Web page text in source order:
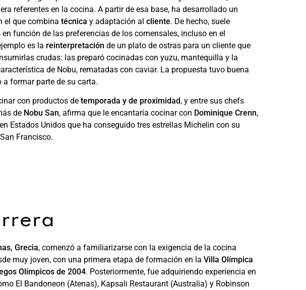
referentes en la cocina. A partir de esa base, ha desarrollado un
el que combinatécnica y adaptación alcliente. De hecho, suele
función de las preferencias de los comensales, incluso en el
es la reinterpretación de un plato de ostras para un cliente que
crudas: las preparó cocinadas con yuzu, mantequilla y la
de Nobu, rematadas con caviar. La propuesta tuvo buena
a formar parte de su carta.
con productos de temporada y de proximidad, y entre sus chefs
de Nobu San, afirma que le encantaría cocinar con Dominique Crenn,
Estados Unidos que ha conseguido tres estrellas Michelin con su
Francisco.
Grecia, comenzó a familiarizarse con la exigencia de la cocina
muy joven, con una primera etapa de formación en laVilla Olímpica
Olímpicos de 2004. Posteriormente, fue adquiriendo experiencia en
El Bandoneon (Atenas), Kapsali Restaurant (Australia) y Robinson